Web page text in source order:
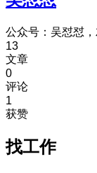
公众号：吴怼怼
13
文章
0
评论
1
获赞
找工作